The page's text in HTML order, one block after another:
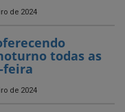
de 2024
todas as
feira
de 2024